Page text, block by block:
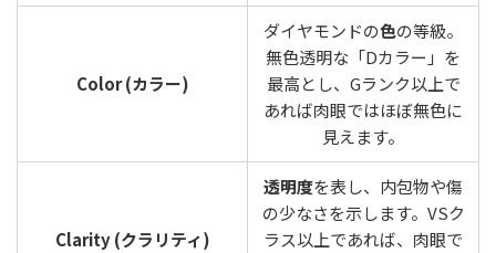
Color (カラー)
ダイヤモンドの色の等級。
無色透明な「Dカラー」を
最高とし、Gランク以上で
あれば肉眼ではほぼ無色に
見えます。
Clarity (クラリティ)
透明度を表し、内包物や傷
の少なさを示します。VSク
ラス以上であれば、肉眼で